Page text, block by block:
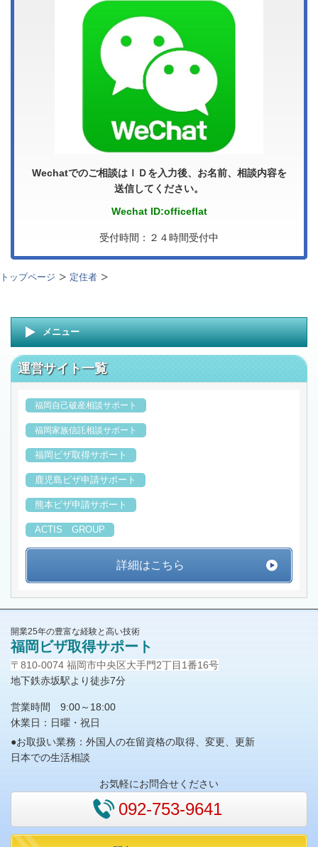
Wechatでのご相談はＩＤを入力後、お名前、相談内容を
送信してください。
Wechat ID:officeflat
受付時間：２４時間受付中
トップページ 定住者
メニュー
運営サイト一覧
福岡自己破産相談サポート
福岡家族信託相談サポート
福岡ビザ取得サポート
鹿児島ビザ申請サポート
熊本ビザ申請サポート
ACTIS GROUP
詳細はこちら
開業25年の豊富な経験と高い技術
福岡ビザ取得サポート
〒810-0074 福岡市中央区大手門2丁目1番16号
地下鉄赤坂駅より徒歩7分
営業時間 9:00～18:00
休業日：日曜・祝日
●お取扱い業務：外国人の在留資格の取得、変更、更新
日本での生活相談
お気軽にお問合せください
092-753-9641